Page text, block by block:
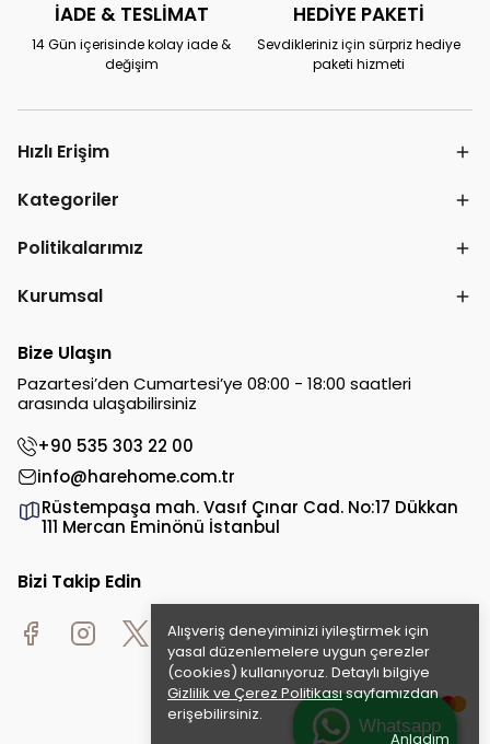
Alışveriş deneyiminizi iyileştirmek için
yasal düzenlemelere uygun çerezler
(cookies) kullanıyoruz. Detaylı bilgiye
Gizlilik ve Çerez Politikasısayfamızdan
erişebilirsiniz.
Anladım
İADE & TESLİMAT
14 Gün içerisinde kolay iade &
değişim
HEDİYE PAKETİ
Sevdikleriniz için sürpriz hediye
paketi hizmeti
Hızlı Erişim
Kategoriler
Politikalarımız
Kurumsal
Bize Ulaşın
Pazartesi’den Cumartesi’ye 08:00 - 18:00 saatleri
arasında ulaşabilirsiniz
+90 535 303 22 00
info@harehome.com.tr
Rüstempaşa mah. Vasıf Çınar Cad. No:17 Dükkan
111 Mercan Eminönü İstanbul
Bizi Takip Edin
Whatsapp